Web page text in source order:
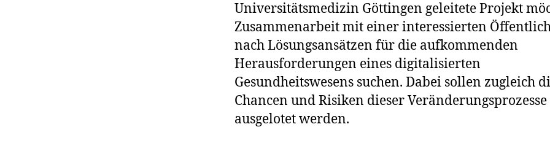
Universitätsmedizin Göttingen geleitete Projekt
Zusammenarbeit mit einer interessierten
nach Lösungsansätzen für die aufkommenden
Herausforderungen eines digitalisierten
Gesundheitswesens suchen. Dabei sollen zugleich
Chancen und Risiken dieser Veränderungsprozesse
ausgelotet werden.